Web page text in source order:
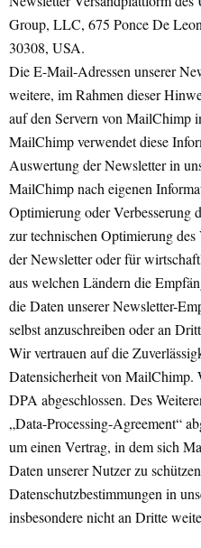
Group, LLC, 675 Ponce De
30308, USA.
Die E-Mail-Adressen unserer
weitere, im Rahmen dieser
auf den Servern von MailChimp
MailChimp verwendet diese
Auswertung der Newsletter in
MailChimp nach eigenen
Optimierung oder Verbesserung
zur technischen Optimierung
der Newsletter oder für
aus welchen Ländern die
die Daten unserer Newsletter-
selbst anzuschreiben oder an
Wir vertrauen auf die
Datensicherheit von
DPA abgeschlossen. Des
„Data-Processing-Agreement“
um einen Vertrag, in dem sich
Daten unserer Nutzer zu
Datenschutzbestimmungen in
insbesondere nicht an Dritte